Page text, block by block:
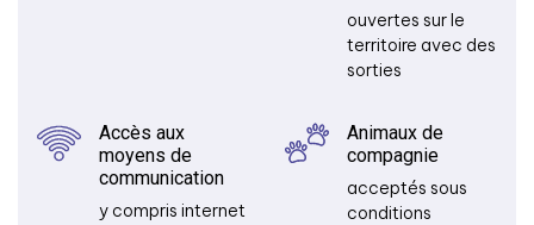
ouvertes sur le
territoire avec des
sorties
Accès aux
moyens de
communication
y compris internet
Animaux de
compagnie
acceptés sous
conditions